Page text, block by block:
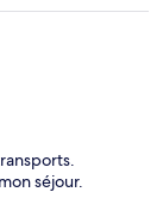
séjour.